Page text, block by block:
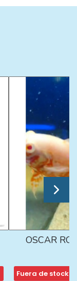
OSCAR
Fuera de stock